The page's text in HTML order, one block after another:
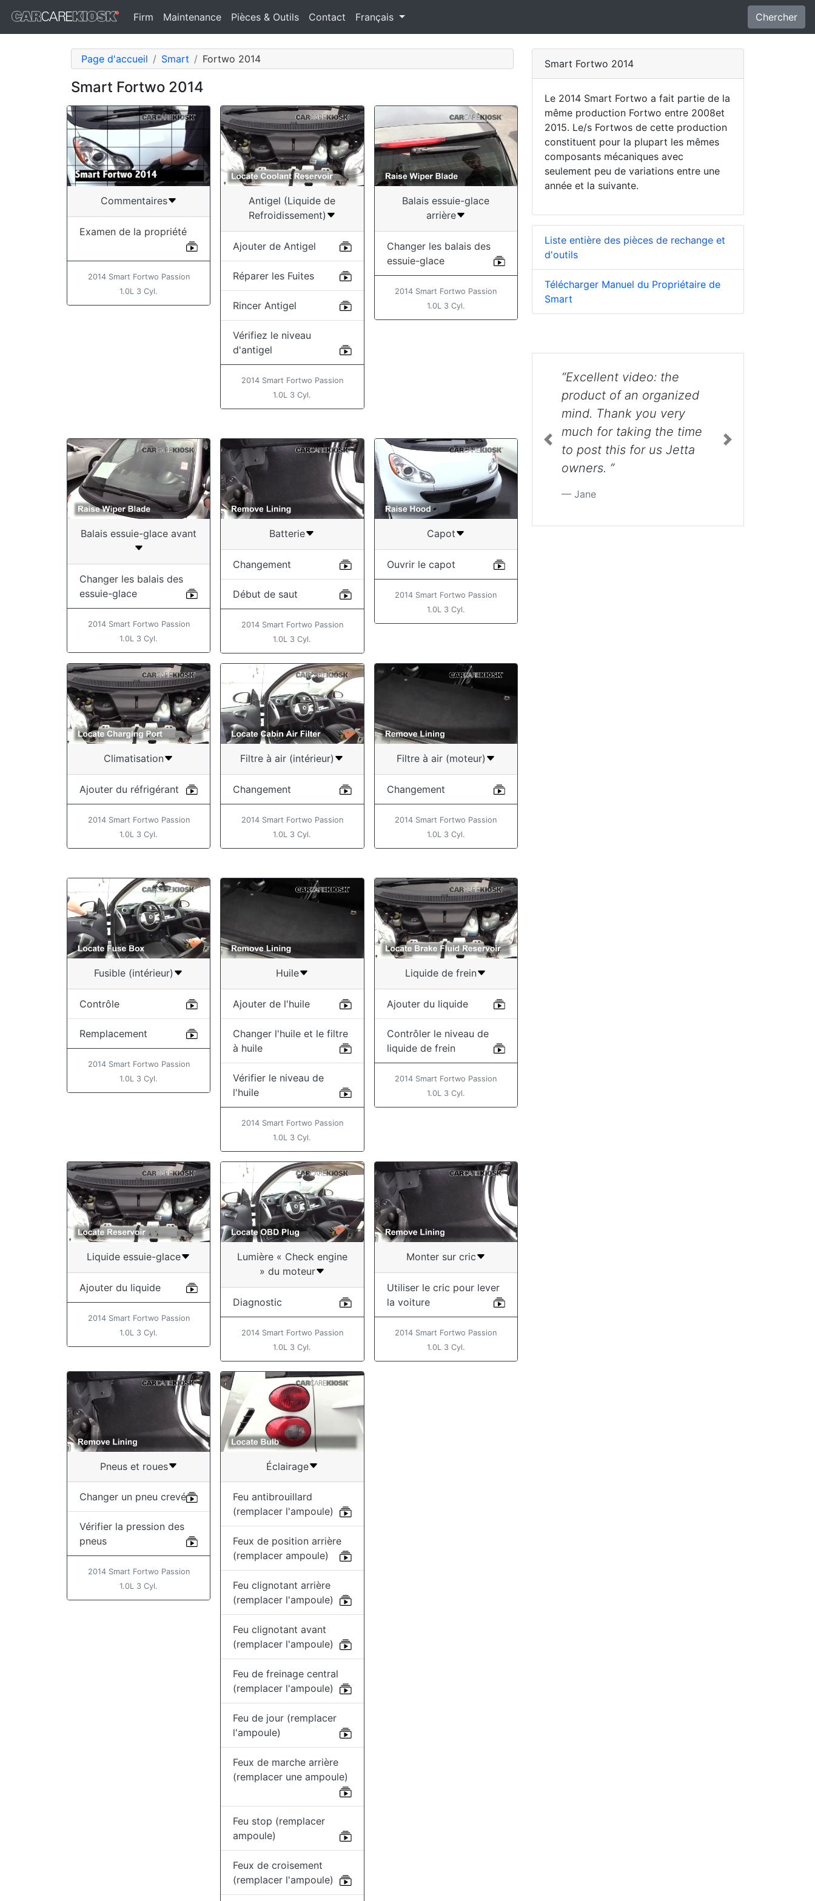
Firm Maintenance Pièces & Outils Contact Français Chercher
Page d'accueil Smart Fortwo 2014
Smart Fortwo 2014
Commentaires
Examen de la propriété
2014 Smart Fortwo Passion
1.0L 3 Cyl.
Antigel (Liquide de
Refroidissement)
Ajouter de Antigel
Réparer les Fuites
Rincer Antigel
Vérifiez le niveau
d'antigel
2014 Smart Fortwo Passion
1.0L 3 Cyl.
Balais essuie-glace
arrière
Changer les balais des
essuie-glace
2014 Smart Fortwo Passion
1.0L 3 Cyl.
Balais essuie-glace avant
Changer les balais des
essuie-glace
2014 Smart Fortwo Passion
1.0L 3 Cyl.
Batterie
Changement
Début de saut
2014 Smart Fortwo Passion
1.0L 3 Cyl.
Capot
Ouvrir le capot
2014 Smart Fortwo Passion
1.0L 3 Cyl.
Climatisation
Ajouter du réfrigérant
2014 Smart Fortwo Passion
1.0L 3 Cyl.
Filtre à air (intérieur)
Changement
2014 Smart Fortwo Passion
1.0L 3 Cyl.
Filtre à air (moteur)
Changement
2014 Smart Fortwo Passion
1.0L 3 Cyl.
Fusible (intérieur)
Contrôle
Remplacement
2014 Smart Fortwo Passion
1.0L 3 Cyl.
Huile
Ajouter de l'huile
Changer l'huile et le filtre
à huile
Vérifier le niveau de
l'huile
2014 Smart Fortwo Passion
1.0L 3 Cyl.
Liquide de frein
Ajouter du liquide
Contrôler le niveau de
liquide de frein
2014 Smart Fortwo Passion
1.0L 3 Cyl.
Liquide essuie-glace
Ajouter du liquide
2014 Smart Fortwo Passion
1.0L 3 Cyl.
Lumière « Check engine
» du moteur
Diagnostic
2014 Smart Fortwo Passion
1.0L 3 Cyl.
Monter sur cric
Utiliser le cric pour lever
la voiture
2014 Smart Fortwo Passion
1.0L 3 Cyl.
Pneus et roues
Changer un pneu crevé
Vérifier la pression des
pneus
2014 Smart Fortwo Passion
1.0L 3 Cyl.
Éclairage
Feu antibrouillard
(remplacer l'ampoule)
Feux de position arrière
(remplacer ampoule)
Feu clignotant arrière
(remplacer l'ampoule)
Feu clignotant avant
(remplacer l'ampoule)
Feu de freinage central
(remplacer l'ampoule)
Feu de jour (remplacer
l'ampoule)
Feux de marche arrière
(remplacer une ampoule)
Feu stop (remplacer
ampoule)
Feux de croisement
(remplacer l'ampoule)
Smart Fortwo 2014
Le 2014 Smart Fortwo a fait partie de la
même production Fortwo entre 2008et
2015. Le/s Fortwos de cette production
constituent pour la plupart les mêmes
composants mécaniques avec
seulement peu de variations entre une
année et la suivante.
Liste entière des pièces de rechange et
d'outils
Télécharger Manuel du Propriétaire de
Smart
product of an organized
much for taking the time
to post this for us Jetta
owners. ”
Jane
“nice video....informational
and thorough....yet simple.
”
Mike
Previous Next